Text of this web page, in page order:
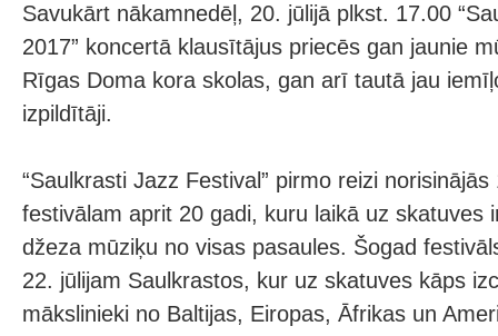
Savukārt nākamnedēļ, 20. jūlijā plkst. 17.00
2017” koncertā klausītājus priecēs gan jaunie
Rīgas Doma kora skolas, gan arī tautā jau
izpildītāji.
“Saulkrasti Jazz Festival” pirmo reizi
festivālam aprit 20 gadi, kuru laikā uz skatuves
džeza mūziķu no visas pasaules. Šogad
22. jūlijam Saulkrastos, kur uz skatuves kāps
mākslinieki no Baltijas, Eiropas, Āfrikas un